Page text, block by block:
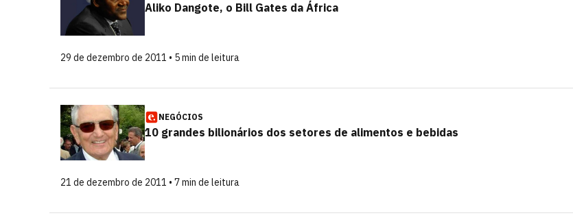
Aliko Dangote, o Bill Gates da África
29 de dezembro de 2011 • 5 min de leitura
NEGÓCIOS
10 grandes bilionários dos setores de alimentos e bebidas
21 de dezembro de 2011 • 7 min de leitura